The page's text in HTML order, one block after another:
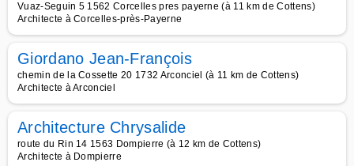
Vuaz-Seguin 5 1562 Corcelles pres payerne (à 11 km de Cottens)
Architecte à Corcelles-près-Payerne
Giordano Jean-François
chemin de la Cossette 20 1732 Arconciel (à 11 km de Cottens)
Architecte à Arconciel
Architecture Chrysalide
route du Rin 14 1563 Dompierre (à 12 km de Cottens)
Architecte à Dompierre